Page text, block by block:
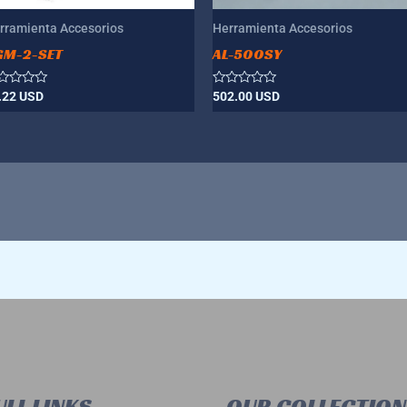
Accesorios
2-SET
USD
Herramienta Accesorios
AL-500SY
Valorado
502.00USD